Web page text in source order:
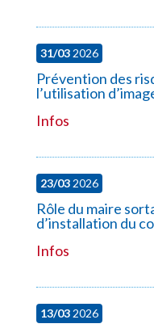
31/032026
Prévention des
l’utilisation
Infos
23/032026
Rôle du maire
d’installation du
Infos
13/032026